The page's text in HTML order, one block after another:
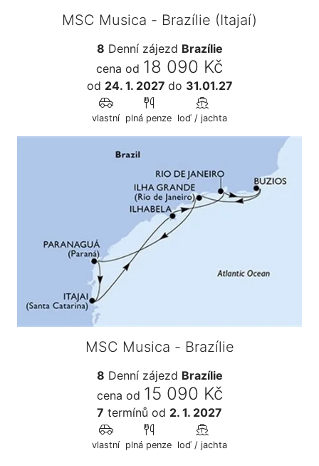
MSC Musica - Brazílie (Itajaí)
8 Denní zájezd Brazílie
cena od 18 090 Kč
od 24. 1. 2027 do 31.01.27
vlastní plná penze loď / jachta
MSC Musica - Brazílie
8 Denní zájezd Brazílie
cena od 15 090 Kč
7 termínů od 2. 1. 2027
vlastní plná penze loď / jachta